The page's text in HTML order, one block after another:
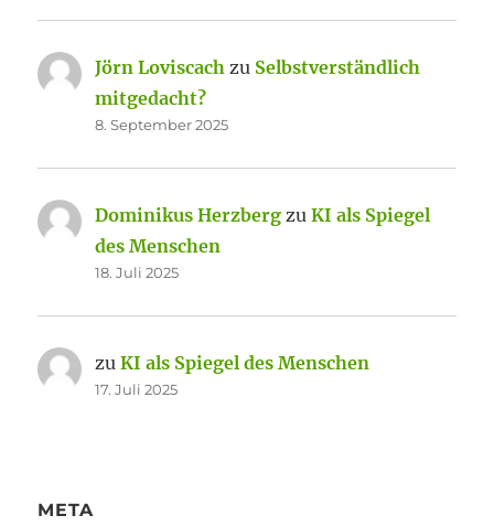
Jörn Loviscach zu Selbstverständlich
mitgedacht?
8. September 2025
Dominikus Herzberg zuKI als Spiegel
des Menschen
18. Juli 2025
zuKI als Spiegel des Menschen
17. Juli 2025
META